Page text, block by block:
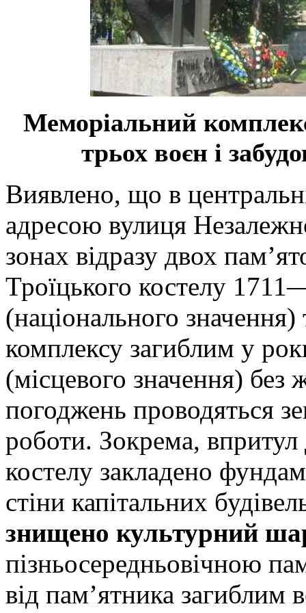
Меморіальний
трьох воєн і
Виявлено, що в
адресою вулиця
зонах відразу двох
Троїцького костелу
(національного
комплексу загиблим у
(місцевого значення) без
погоджень проводяться
роботи. Зокрема, впритул
костелу закладено
стіни капітальних
знищено культурний
пізньосередньовічною
від пам’ятника загиблим